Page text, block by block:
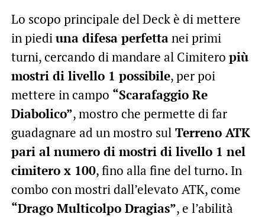
Lo scopo principale del Deck è di mettere
in piediuna difesa perfettanei primi
turni, cercando di mandare al Cimitero più
mostri di livello 1 possibile, per poi
mettere in campo “Scarafaggio Re
Diabolico”, mostro che permette di far
guadagnare ad un mostro sulTerreno ATK
pari al numero di mostri di livello 1 nel
cimitero x 100, fino alla fine del turno. In
combo con mostri dall’elevato ATK, come
“Drago Multicolpo Dragias”, e l’abilità